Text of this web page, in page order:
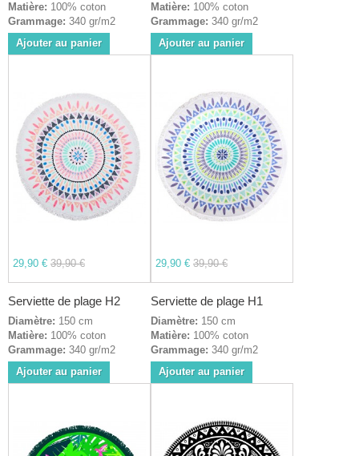
Matière: 100% coton
Grammage: 340 gr/m2
Ajouter au panier
Matière: 100% coton
Grammage: 340 gr/m2
Ajouter au panier
29,90 € 39,90 €
Serviette de plage H2
Diamètre: 150 cm
Matière: 100% coton
Grammage: 340 gr/m2
Ajouter au panier
29,90 € 39,90 €
Serviette de plage H1
Diamètre: 150 cm
Matière: 100% coton
Grammage: 340 gr/m2
Ajouter au panier